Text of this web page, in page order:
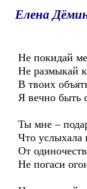
Елена
Не покидай
Не размыкай
В твоих
Я вечно быть
Ты мне –
Что услыхала
От
Не погаси